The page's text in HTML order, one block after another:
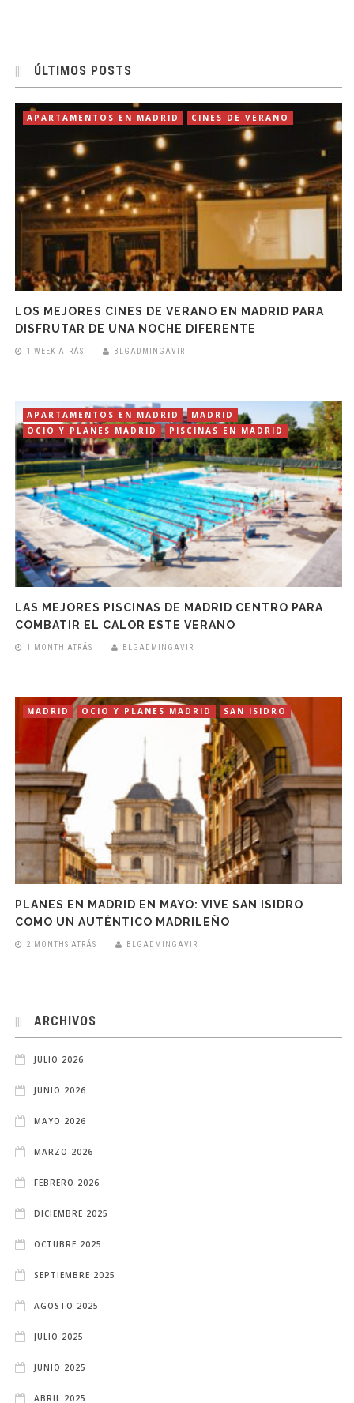
ÚLTIMOS POSTS
APARTAMENTOS EN MADRID CINES DE VERANO
LOS MEJORES CINES DE VERANO EN MADRID PARA
DISFRUTAR DE UNA NOCHE DIFERENTE
1 WEEK ATRÁS BLGADMINGAVIR
APARTAMENTOS EN MADRID
MADRID
OCIO Y PLANES MADRID
PISCINAS EN MADRID
LAS MEJORES PISCINAS DE MADRID CENTRO PARA
COMBATIR EL CALOR ESTE VERANO
1 MONTH ATRÁS BLGADMINGAVIR
MADRID OCIO Y PLANES MADRID SAN ISIDRO
PLANES EN MADRID EN MAYO: VIVE SAN ISIDRO
COMO UN AUTÉNTICO MADRILEÑO
2 MONTHS ATRÁS BLGADMINGAVIR
ARCHIVOS
JULIO 2026
JUNIO 2026
MAYO 2026
MARZO 2026
FEBRERO 2026
DICIEMBRE 2025
OCTUBRE 2025
SEPTIEMBRE 2025
AGOSTO 2025
JULIO 2025
JUNIO 2025
ABRIL 2025